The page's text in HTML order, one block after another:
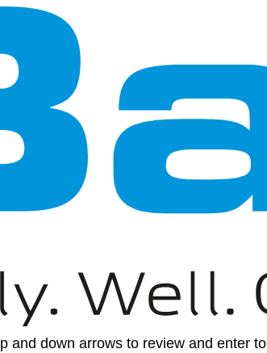
and down arrows to review and enter